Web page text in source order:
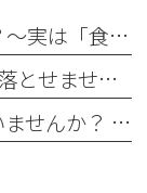
甘いものを食べるとむし歯になる？〜実は「食べる回数」がポイントです〜
歯ブラシだけでは約6割しか汚れは落とせません〜フロスや歯間ブラシが大切な理由〜
朝起きた時のお口、ネバネバしていませんか？ 〜実は細菌が増えているサインかもしれません〜